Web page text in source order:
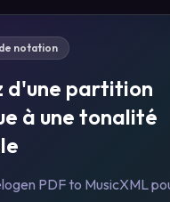
notation
d'une partition
à une tonalité
PDF to MusicXML